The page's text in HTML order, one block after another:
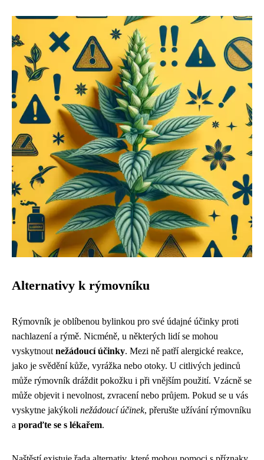
Alternativy k rýmovníku
Rýmovník je oblíbenou bylinkou pro své údajné účinky proti
nachlazení a rýmě. Nicméně, u některých lidí se mohou
vyskytnout nežádoucí účinky. Mezi ně patří alergické reakce,
jako je svědění kůže, vyrážka nebo otoky. U citlivých jedinců
může rýmovník dráždit pokožku i při vnějším použití. Vzácně se
může objevit i nevolnost, zvracení nebo průjem. Pokud se u vás
vyskytne jakýkoli nežádoucí účinek, přerušte užívání rýmovníku
a poraďte se s lékařem.